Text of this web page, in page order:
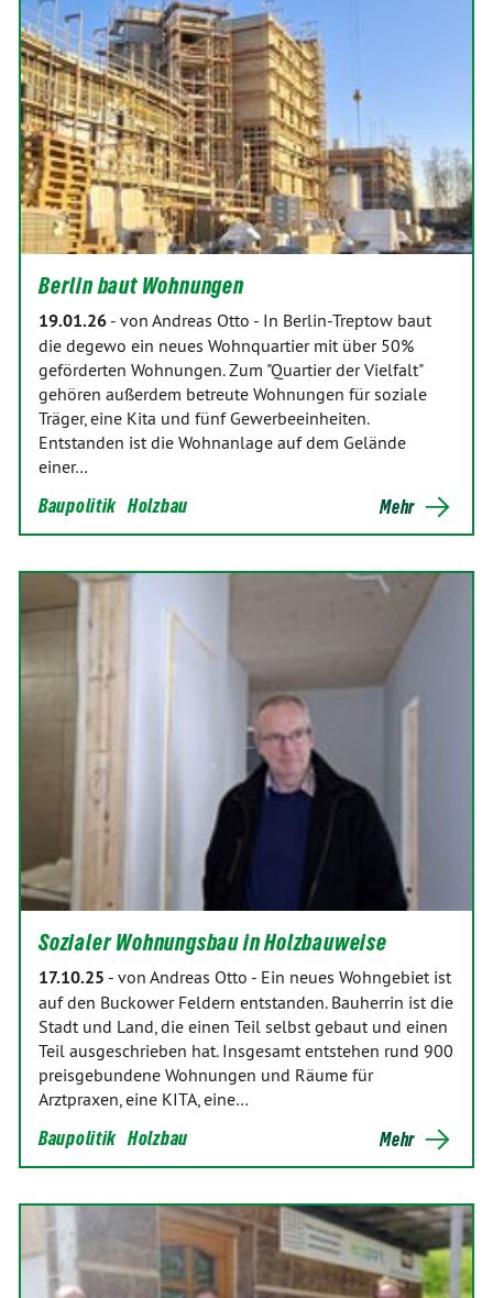
Berlin baut Wohnungen
19.01.26 - von Andreas Otto - In Berlin-Treptow baut
die degewo ein neues Wohnquartier mit über 50%
geförderten Wohnungen. Zum "Quartier der Vielfalt"
gehören außerdem betreute Wohnungen für soziale
Träger, eine Kita und fünf Gewerbeeinheiten.
Entstanden ist die Wohnanlage auf dem Gelände
einer…
Baupolitik Holzbau Mehr
Sozialer Wohnungsbau in Holzbauweise
17.10.25 - von Andreas Otto - Ein neues Wohngebiet ist
auf den Buckower Feldern entstanden. Bauherrin ist die
Stadt und Land, die einen Teil selbst gebaut und einen
Teil ausgeschrieben hat. Insgesamt entstehen rund 900
preisgebundene Wohnungen und Räume für
Arztpraxen, eine KITA, eine…
Baupolitik Holzbau Mehr